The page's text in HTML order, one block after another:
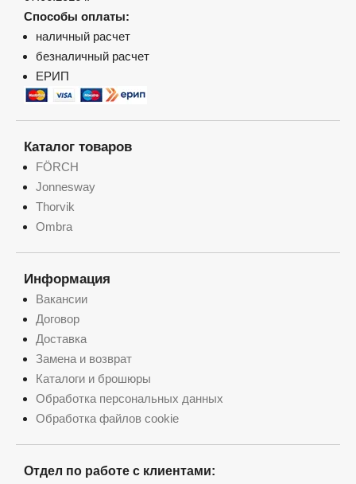
Способы оплаты:
наличный расчет
безналичный расчет
ЕРИП
Каталог товаров
FÖRCH
Jonnesway
Thorvik
Ombra
Информация
Вакансии
Договор
Доставка
Замена и возврат
Каталоги и брошюры
Обработка персональных данных
Обработка файлов cookie
Отдел по работе с клиентами: